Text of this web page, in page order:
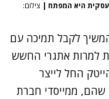
עסקית היא המפתח | צילום:
לקבל תמיכה עם
למרות אתגרי החשש
החל לייצר
שהם, ממייסדי חברת